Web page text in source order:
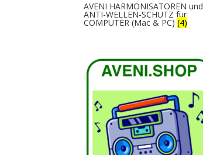
AVENI HARMONISATOREN und
ANTI-WELLEN-SCHUTZ für
COMPUTER (Mac & PC)(4)